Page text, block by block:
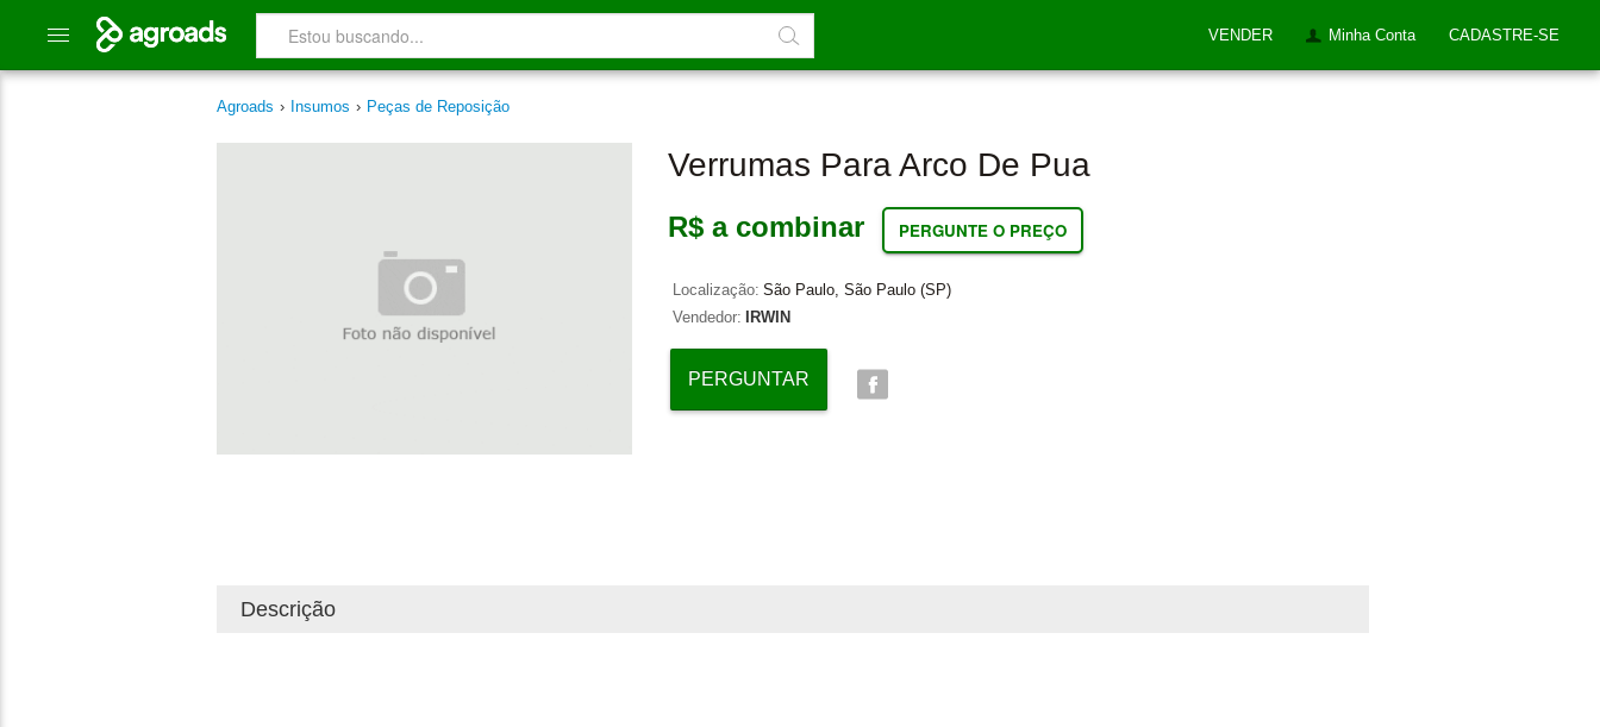
VENDER Minha Conta CADASTRE-SE
Agroads › Insumos › Peças de Reposição
Verrumas Para Arco De Pua
R$ a combinar PERGUNTE O PREÇO
Localização: São Paulo, São Paulo (SP)
Vendedor:
IRWIN
PERGUNTAR
Descrição